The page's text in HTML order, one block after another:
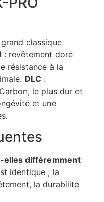
classique
: revêtement doré
résistance à la
DLC :
le plus dur et
et une
elles différemment
identique ; la
la durabilité